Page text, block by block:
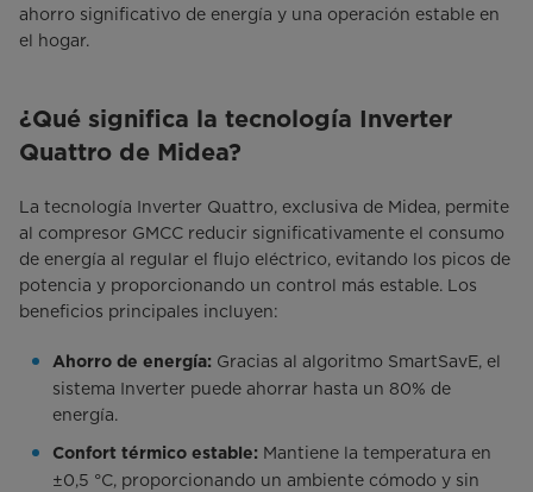
ahorro significativo de energía y una operación estable en
el hogar.
¿Qué significa la tecnología Inverter
Quattro de Midea?
La tecnología Inverter Quattro, exclusiva de Midea, permite
al compresor GMCC reducir significativamente el consumo
de energía al regular el flujo eléctrico, evitando los picos de
potencia y proporcionando un control más estable. Los
beneficios principales incluyen:
Ahorro de energía: Gracias al algoritmo SmartSavE, el
sistema Inverter puede ahorrar hasta un 80% de
energía.
Confort térmico estable: Mantiene la temperatura en
±0,5 °C, proporcionando un ambiente cómodo y sin